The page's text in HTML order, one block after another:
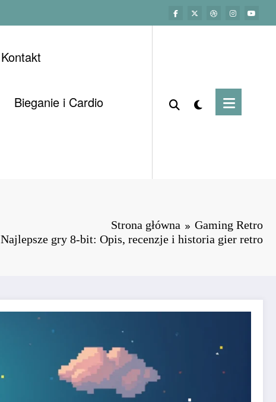
Kontakt
Bieganie i Cardio
Strona główna
Gaming Retro
Najlepsze gry 8-bit: Opis, recenzje i historia gier retro